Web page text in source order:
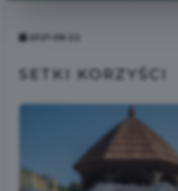
2021-06-22
SETKI KORZYŚCI